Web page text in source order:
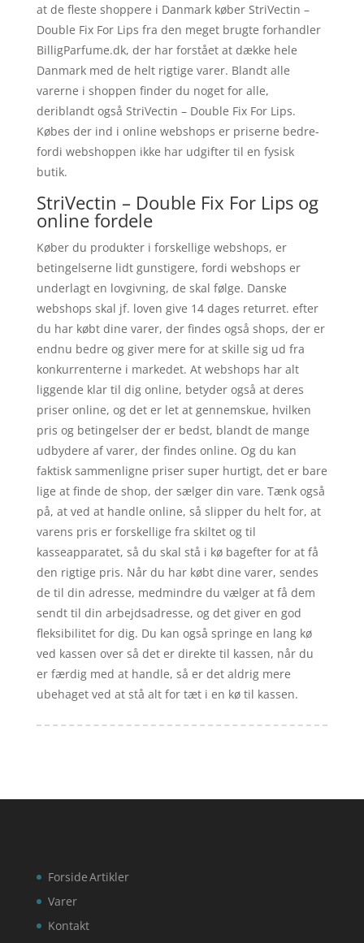
at de fleste shoppere i Danmark køber StriVectin –
Double Fix For Lips fra den meget brugte forhandler
BilligParfume.dk, der har forstået at dække hele
Danmark med de helt rigtige varer. Blandt alle
varerne i shoppen finder du noget for alle,
deriblandt også StriVectin – Double Fix For Lips.
Købes der ind i online webshops er priserne bedre-
fordi webshoppen ikke har udgifter til en fysisk
butik.
StriVectin – Double Fix For Lips og
online fordele
Køber du produkter i forskellige webshops, er
betingelserne lidt gunstigere, fordi webshops er
underlagt en lovgivning, de skal følge. Danske
webshops skal jf. loven give 14 dages returret. efter
du har købt dine varer, der findes også shops, der er
endnu bedre og giver mere for at skille sig ud fra
konkurrenterne i markedet. At webshops har alt
liggende klar til dig online, betyder også at deres
priser online, og det er let at gennemskue, hvilken
pris og betingelser der er bedst, blandt de mange
udbydere af varer, der findes online. Og du kan
faktisk sammenligne priser super hurtigt, det er bare
lige at finde de shop, der sælger din vare. Tænk også
på, at ved at handle online, så slipper du helt for, at
varens pris er forskellige fra skiltet og til
kasseapparatet, så du skal stå i kø bagefter for at få
den rigtige pris. Når du har købt dine varer, sendes
de til din adresse, medmindre du vælger at få dem
sendt til din arbejdsadresse, og det giver en god
fleksibilitet for dig. Du kan også springe en lang kø
ved kassen over så det er direkte til kassen, når du
er færdig med at handle, så er det aldrig mere
ubehaget ved at stå alt for tæt i en kø til kassen.
Forside
Varer
Kontakt
Artikler